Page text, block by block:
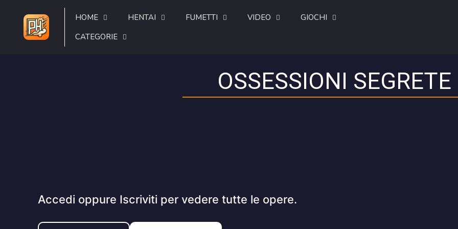
HOME HENTAI FUMETTI VIDEO
GIOCHI
CATEGORIE
OSSESSIONI SEGRETE
Accedi oppure Iscriviti per vedere tutte le opere.